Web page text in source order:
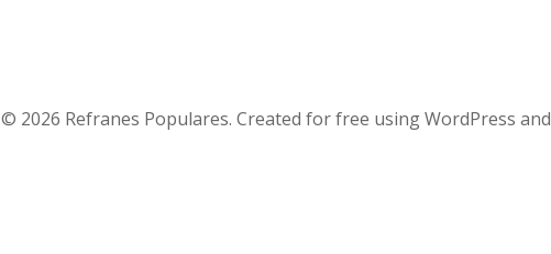
© 2026 Refranes Populares. Created for free using WordPress and